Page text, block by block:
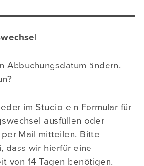
Abbuchungsdatum ändern.
im Studio ein Formular für
ausfüllen oder
Mail mitteilen. Bitte
dass wir hierfür eine
von 14 Tagen benötigen.